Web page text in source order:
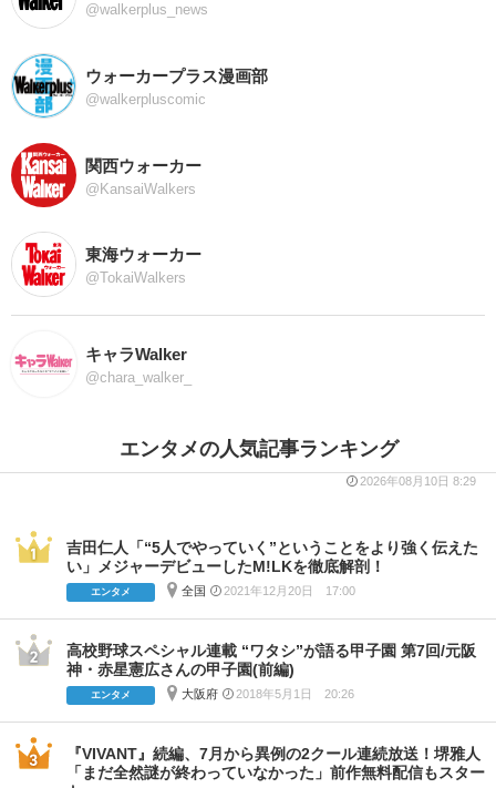
@walkerplus_news
ウォーカープラス漫画部
@walkerpluscomic
関西ウォーカー
@KansaiWalkers
東海ウォーカー
@TokaiWalkers
キャラWalker
@chara_walker_
エンタメの人気記事ランキング
2026年08月10日 8:29
吉田仁人「“5人でやっていく”ということをより強く伝えた
い」メジャーデビューしたM!LKを徹底解剖！
エンタメ 全国 2021年12月20日 17:00
高校野球スペシャル連載 “ワタシ”が語る甲子園 第7回/元阪
神・赤星憲広さんの甲子園(前編)
エンタメ 大阪府 2018年5月1日 20:26
『VIVANT』続編、7月から異例の2クール連続放送！堺雅人
「まだ全然謎が終わっていなかった」前作無料配信もスター